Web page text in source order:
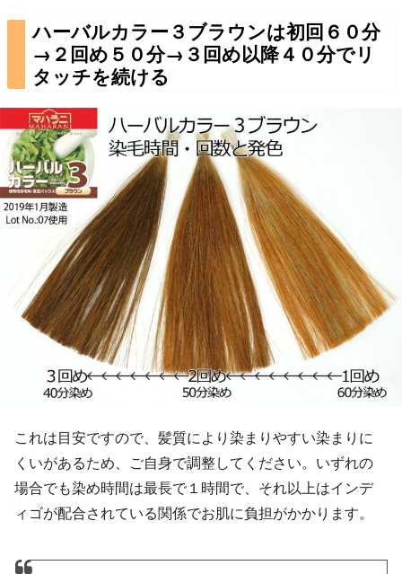
ハーバルカラー３ブラウンは初回６０分
→２回め５０分→３回め以降４０分でリ
タッチを続ける
これは目安ですので、髪質により染まりやすい染まりに
くいがあるため、ご自身で調整してください。いずれの
場合でも染め時間は最長で１時間で、それ以上はインデ
ィゴが配合されている関係でお肌に負担がかかります。